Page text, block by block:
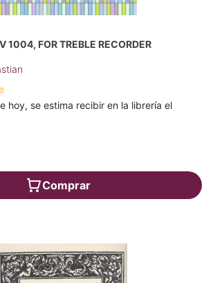
1004, FOR TREBLE RECORDER
hoy, se estima recibir en la librería el
Comprar